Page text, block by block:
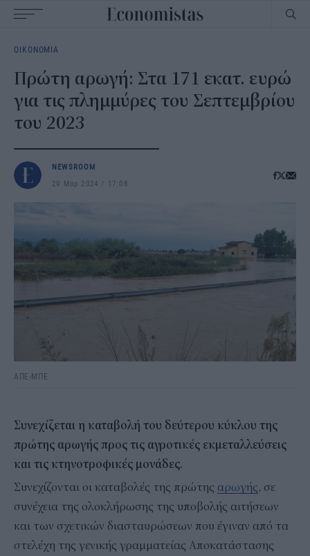
navigation
ΟΙΚΟΝΟΜΙΑ
Πρώτη αρωγή: Στα 171 εκατ. ευρώ
για τις πλημμύρες του Σεπτεμβρίου
του 2023
NEWSROOM
29 Μαρ 2024
17:08
ΑΠΕ-ΜΠΕ
Συνεχίζεται η καταβολή του δεύτερου κύκλου της
πρώτης αρωγής προς τις αγροτικές εκμεταλλεύσεις
και τις κτηνοτροφικές μονάδες.
Συνεχίζονται οι καταβολές της πρώτης αρωγής, σε
συνέχεια της ολοκλήρωσης της υποβολής αιτήσεων
και των σχετικών διασταυρώσεων που έγιναν από τα
στελέχη της γενικής γραμματείας Αποκατάστασης